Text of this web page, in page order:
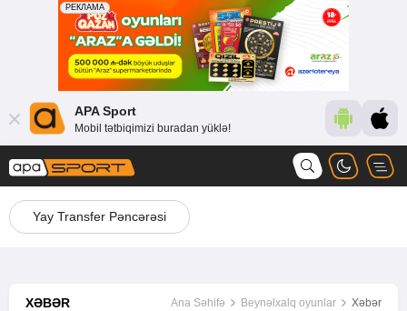
APA Sport
Mobil tətbiqimizi buradan yüklə!
Yay Transfer Pəncərəsi
XƏBƏR Ana Səhifə Beynəlxalq oyunlar Xəbər